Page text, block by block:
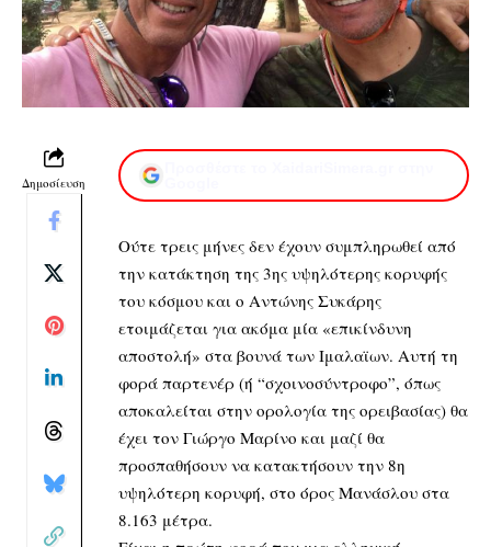
Δημοσίευση
Ούτε τρεις μήνες δεν έχουν συμπληρωθεί από
την κατάκτηση της 3ης υψηλότερης κορυφής
του κόσμου και ο Αντώνης Συκάρης
ετοιμάζεται για ακόμα μία «επικίνδυνη
αποστολή» στα βουνά των Ιμαλαϊων. Αυτή τη
φορά παρτενέρ (ή “σχοινοσύντροφο”, όπως
αποκαλείται στην ορολογία της ορειβασίας) θα
έχει τον Γιώργο Μαρίνο και μαζί θα
προσπαθήσουν να κατακτήσουν την 8η
υψηλότερη κορυφή, στο όρος Μανάσλου στα
8.163 μέτρα.